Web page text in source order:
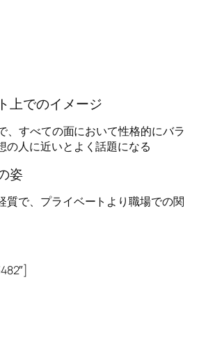
上でのイメージ
、すべての面において性格的にバラ
の人に近いとよく話題になる
姿
質で、プライベートより職場での関